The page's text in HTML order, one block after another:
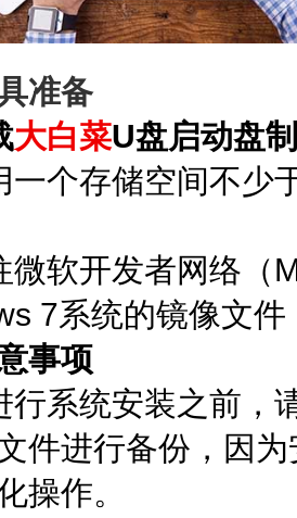
准备
大白菜U盘启动盘
一个存储空间不少
微软开发者网络（
7系统的镜像文件
事项
行系统安装之前，
件进行备份，因
操作。